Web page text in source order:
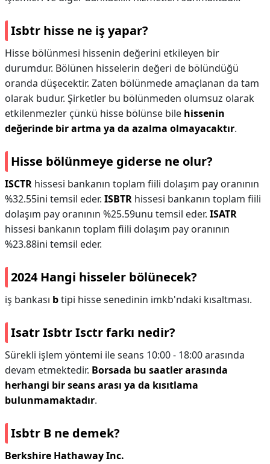
Isbtr hisse ne iş yapar?
Hisse bölünmesi hissenin değerini etkileyen bir
durumdur. Bölünen hisselerin değeri de bölündüğü
oranda düşecektir. Zaten bölünmede amaçlanan da tam
olarak budur. Şirketler bu bölünmeden olumsuz olarak
etkilenmezler çünkü hisse bölünse bile hissenin
değerinde bir artma ya da azalma olmayacaktır.
Hisse bölünmeye giderse ne olur?
ISCTR hissesi bankanın toplam fiili dolaşım pay oranının
%32.55ini temsil eder. ISBTR hissesi bankanın toplam fiili
dolaşım pay oranının %25.59unu temsil eder. ISATR
hissesi bankanın toplam fiili dolaşım pay oranının
%23.88ini temsil eder.
2024 Hangi hisseler bölünecek?
iş bankası btipi hisse senedinin imkb'ndaki kısaltması.
Isatr Isbtr Isctr farkı nedir?
Sürekli işlem yöntemi ile seans 10:00 - 18:00 arasında
devam etmektedir. Borsada bu saatler arasında
herhangi bir seans arası ya da kısıtlama
bulunmamaktadır.
Isbtr B ne demek?
Berkshire Hathaway Inc.